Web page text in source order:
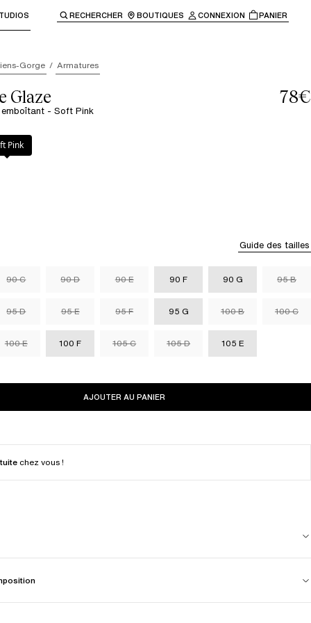
à la navigation principale.
RECHERCHER BOUTIQUES CONNEXION PANIER
Gorge Armatures
Glaze
- Soft Pink
78€
Pink
Guide des tailles
90 C 90 D 90 E 90 F 90 G 95 B
95 D 95 E 95 F 95 G 100 B 100 C
100 E 100 F 105 C 105 D 105 E
AJOUTER AU PANIER
chez vous !